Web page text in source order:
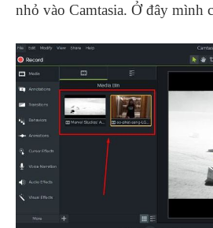
nhỏ vào Camtasia. Ở đây mình